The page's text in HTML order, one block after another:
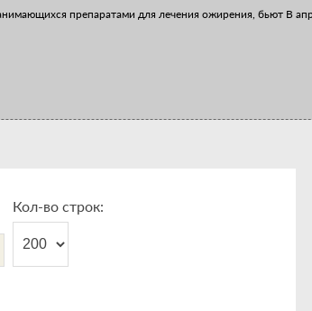
препаратами для лечения ожирения, бьют В
Кол-во строк: